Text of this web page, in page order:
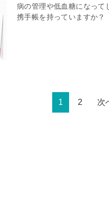
病の管理や低血糖になって
携手帳を持っていますか？
1 2 次